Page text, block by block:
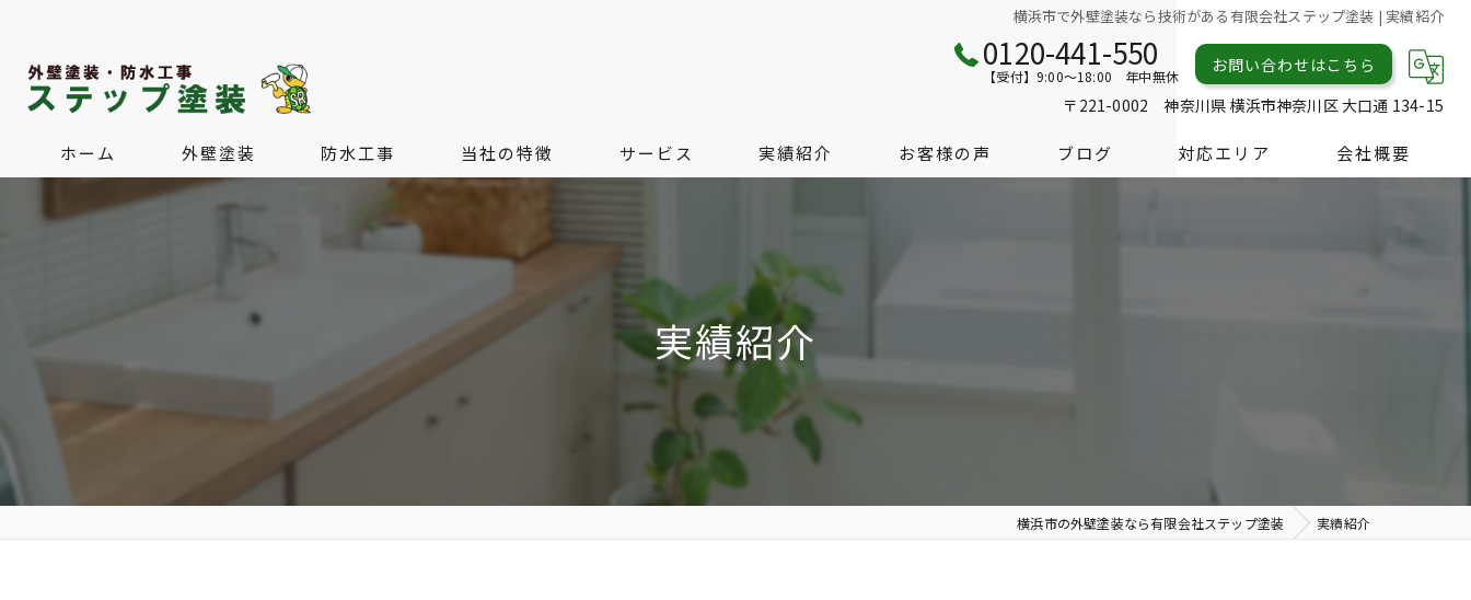
横浜市で外壁塗装なら技術がある有限会社ステップ塗装 | 実績紹介
0120-441-550
【受付】9:00～18:00 年中無休
お問い合わせはこちら
〒221-0002 神奈川県 横浜市神奈川区 大口通 134-15
ホーム 外壁塗装 防水工事 当社の特徴
外構工事
サービス
料金の目安
無料現地調査のご案内
実績紹介 お客様の声 ブログ 対応エリア 会社概要
実績紹介
横浜市の外壁塗装なら有限会社ステップ塗装 実績紹介